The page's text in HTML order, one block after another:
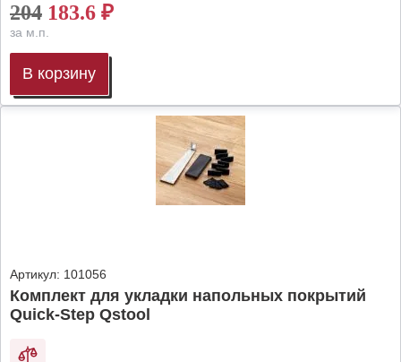
204 183.6 ₽
за м.п.
В корзину
Артикул: 101056
Комплект для укладки напольных покрытий
Quick-Step Qstool